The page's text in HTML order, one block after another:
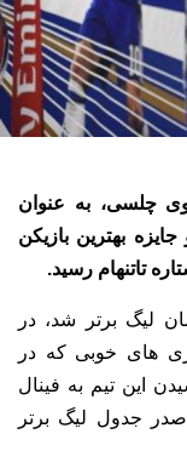
چلسی، به عنوان
بهترین بازیکن
تاتنهام رسید.
لیگ برتر شد، در
های خوبی که در
این تیم به فینال
جدول لیگ برتر